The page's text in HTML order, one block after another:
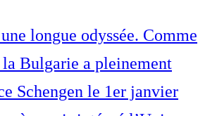
longue odyssée. Comme
Bulgarie a pleinement
Schengen le 1er janvier